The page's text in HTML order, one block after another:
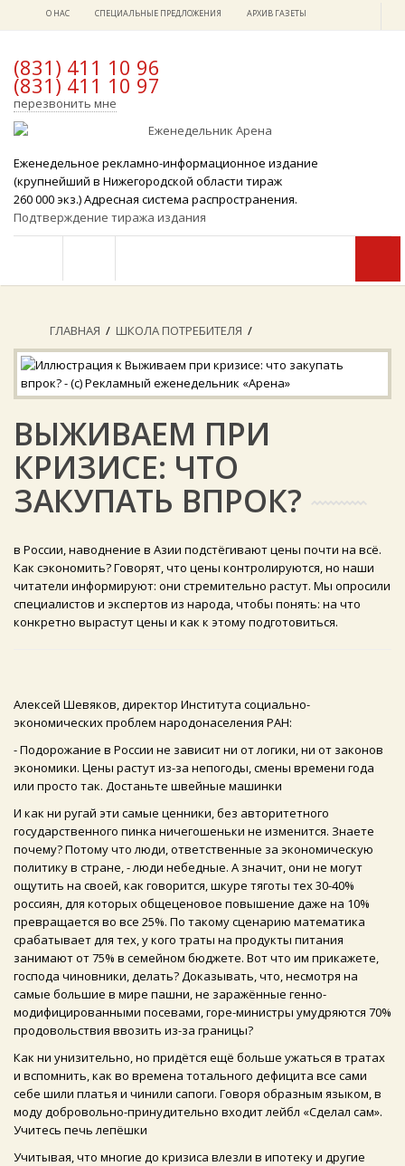
О НАС СПЕЦИАЛЬНЫЕ ПРЕДЛОЖЕНИЯ АРХИВ ГАЗЕТЫ
x
(831) 411 10 96
(831) 411 10 97
перезвонить мне
Еженедельное рекламно-информационное издание
(крупнейший в Нижегородской области тираж
260 000 экз.) Адресная система распространения.
Подтверждение тиража издания
ГЛАВНАЯ / ШКОЛА ПОТРЕБИТЕЛЯ /
ВЫЖИВАЕМ ПРИ
КРИЗИСЕ: ЧТО
ЗАКУПАТЬ ВПРОК?
в России, наводнение в Азии подстёгивают цены почти на всё.
Как сэкономить? Говорят, что цены контролируются, но наши
читатели информируют: они стремительно растут. Мы опросили
специалистов и экспертов из народа, чтобы понять: на что
конкретно вырастут цены и как к этому подготовиться.
Алексей Шевяков, директор Института социально-
экономических проблем народонаселения РАН:
- Подорожание в России не зависит ни от логики, ни от законов
экономики. Цены растут из-за непогоды, смены времени года
или просто так. Достаньте швейные машинки
И как ни ругай эти самые ценники, без авторитетного
государственного пинка ничегошеньки не изменится. Знаете
почему? Потому что люди, ответственные за экономическую
политику в стране, - люди небедные. А значит, они не могут
ощутить на своей, как говорится, шкуре тяготы тех 30-40%
россиян, для которых общеценовое повышение даже на 10%
превращается во все 25%. По такому сценарию математика
срабатывает для тех, у кого траты на продукты питания
занимают от 75% в семейном бюджете. Вот что им прикажете,
господа чиновники, делать? Доказывать, что, несмотря на
самые большие в мире пашни, не заражённые генно-
модифицированными посевами, горе-министры умудряются 70%
продовольствия ввозить из-за границы?
Как ни унизительно, но придётся ещё больше ужаться в тратах
и вспомнить, как во времена тотального дефицита все сами
себе шили платья и чинили сапоги. Говоря образным языком, в
моду добровольно-принудительно входит лейбл «Сделал сам».
Учитесь печь лепёшки
Учитывая, что многие до кризиса влезли в ипотеку и другие